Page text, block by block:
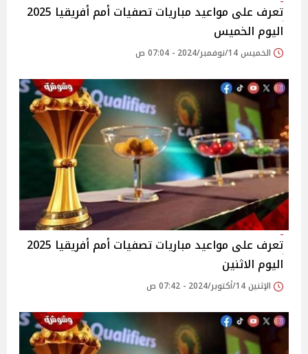
تعرف على مواعيد مباريات تصفيات أمم أفريقيا 2025
اليوم الخميس
الخميس 14/نوفمبر/2024 - 07:04 ص
تعرف على مواعيد مباريات تصفيات أمم أفريقيا 2025
اليوم الاثنين
الإثنين 14/أكتوبر/2024 - 07:42 ص